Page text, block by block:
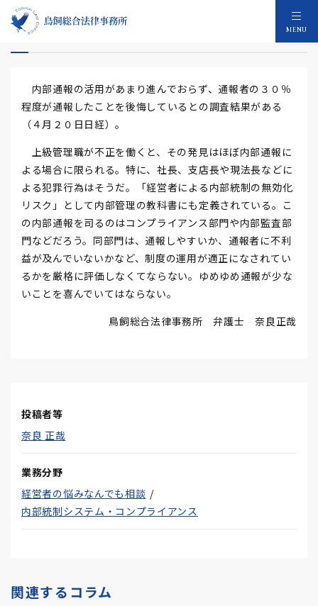
MENU
内部通報こそ切り札
内部通報の活用があまり進んでおらず、通報者の３０％
程度が通報したことを後悔しているとの調査結果がある
（４月２０日日経）。
上級管理職が不正を働くと、その発見はほぼ内部通報に
よる場合に限られる。特に、社長、支店長や現法長などに
よる犯罪行為はそうだ。「経営者による内部統制の無効化
リスク」として内部管理の教科書にも定義されている。こ
の内部通報を司るのはコンプライアンス部門や内部監査部
門などだろう。同部門は、通報しやすいか、通報者に不利
益が及んでいないかなど、制度の運用が適正になされてい
るかを厳格に評価しなくてならない。ゆめゆめ通報が少な
いことを喜んでいてはならない。
鳥飼総合法律事務所 弁護士 奈良正哉
投稿者等
奈良 正哉
業務分野
経営者の悩みなんでも相談
内部統制システム・コンプライアンス
関連するコラム